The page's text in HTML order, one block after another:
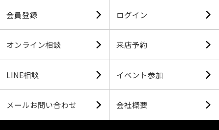
会員登録 ログイン
オンライン相談 来店予約
LINE相談 イベント参加
メールお問い合わせ 会社概要